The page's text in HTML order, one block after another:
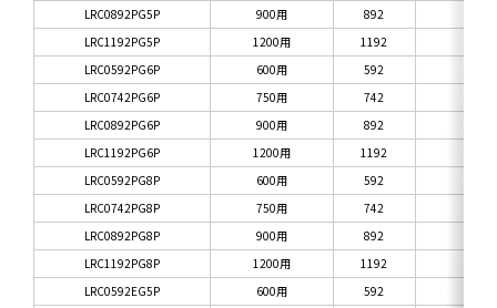
LRC0892PG5P
900用 892
LRC1192PG5P
1200用 1192
LRC0592PG6P
600用 592
LRC0742PG6P
750用 742
LRC0892PG6P
900用 892
LRC1192PG6P
1200用 1192
LRC0592PG8P
600用 592
LRC0742PG8P
750用 742
LRC0892PG8P
900用 892
LRC1192PG8P
1200用 1192
LRC0592EG5P
600用 592